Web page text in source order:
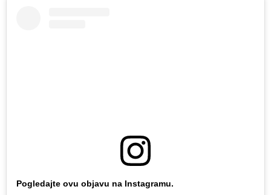
Pogledajte ovu objavu na Instagramu.